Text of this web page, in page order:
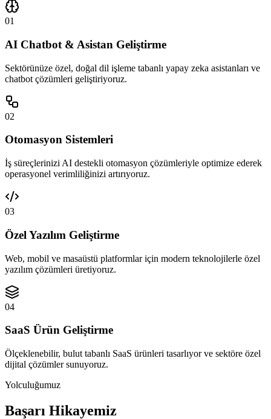
01
AI Chatbot & Asistan Geliştirme
Sektörünüze özel, doğal dil işleme tabanlı yapay zeka asistanları ve
chatbot çözümleri geliştiriyoruz.
02
Otomasyon Sistemleri
İş süreçlerinizi AI destekli otomasyon çözümleriyle optimize ederek
operasyonel verimliliğinizi artırıyoruz.
03
Özel Yazılım Geliştirme
Web, mobil ve masaüstü platformlar için modern teknolojilerle özel
yazılım çözümleri üretiyoruz.
04
SaaS Ürün Geliştirme
Ölçeklenebilir, bulut tabanlı SaaS ürünleri tasarlıyor ve sektöre özel
dijital çözümler sunuyoruz.
Yolculuğumuz
Başarı Hikayemiz